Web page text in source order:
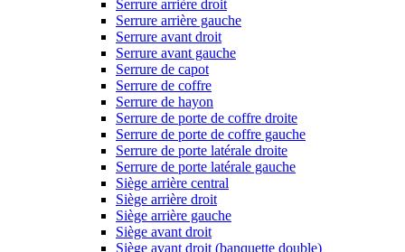
Serrure arrière droit
Serrure arrière gauche
Serrure avant droit
Serrure avant gauche
Serrure de capot
Serrure de coffre
Serrure de hayon
Serrure de porte de coffre droite
Serrure de porte de coffre gauche
Serrure de porte latérale droite
Serrure de porte latérale gauche
Siège arrière central
Siège arrière droit
Siège arrière gauche
Siège avant droit
Siège avant droit (banquette double)